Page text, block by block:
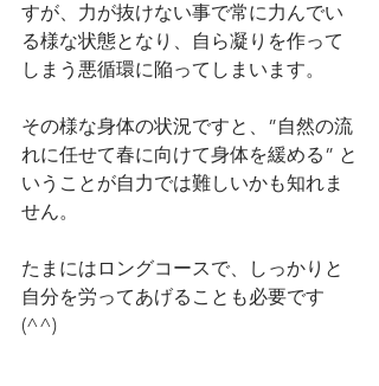
すが、力が抜けない事で常に力んでい
る様な状態となり、自ら凝りを作って
しまう悪循環に陥ってしまいます。
その様な身体の状況ですと、”自然の流
れに任せて春に向けて身体を緩める” と
いうことが自力では難しいかも知れま
せん。
たまにはロングコースで、しっかりと
自分を労ってあげることも必要です
(^^)